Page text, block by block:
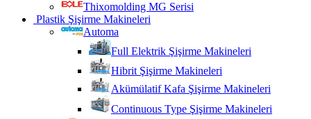
Thixomolding MG Serisi
Plastik Şişirme Makineleri
Automa
Full Elektrik Şişirme Makineleri
Hibrit Şişirme Makineleri
Akümülatif Kafa Şişirme Makineleri
Continuous Type Şişirme Makineleri